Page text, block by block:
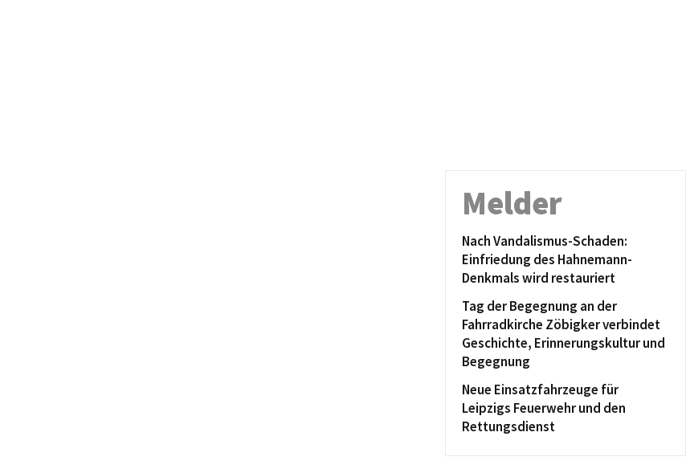
Melder
Nach Vandalismus-Schaden:
Einfriedung des Hahnemann-
Denkmals wird restauriert
Tag der Begegnung an der
Fahrradkirche Zöbigker verbindet
Geschichte, Erinnerungskultur und
Begegnung
Neue Einsatzfahrzeuge für
Leipzigs Feuerwehr und den
Rettungsdienst